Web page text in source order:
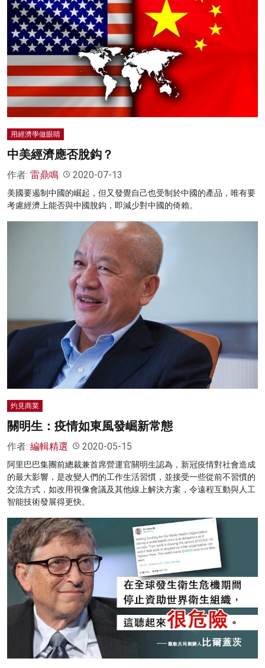
用經濟學做眼睛
中美經濟應否脫鈎？
作者: 雷鼎鳴 2020-07-13
美國要遏制中國的崛起，但又發覺自己也受制於中國的產品，唯有要
考慮經濟上能否與中國脫鈎，即減少對中國的倚賴。
灼見商業
關明生：疫情如東風發崛新常態
作者: 編輯精選 2020-05-15
阿里巴巴集團前總裁兼首席營運官關明生認為，新冠疫情對社會造成
的最大影響，是改變人們的工作生活習慣，並接受一些從前不習慣的
交流方式，如改用視像會議及其他線上解決方案，令遠程互動與人工
智能技術發展得更快。